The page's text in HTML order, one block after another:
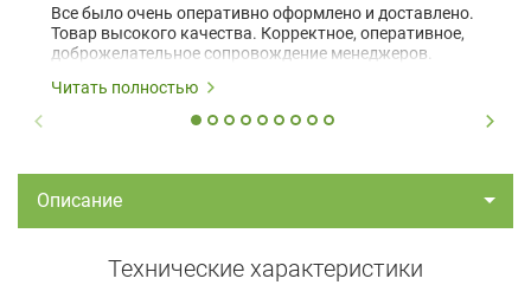
Все было очень оперативно оформлено и доставлено.
Товар высокого качества. Корректное, оперативное,
доброжелательное сопровождение менеджеров.
Читать полностью
Описание
Технические характеристики